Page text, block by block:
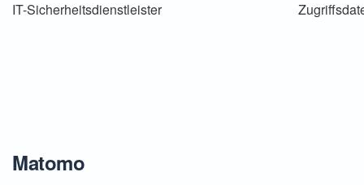
IT-Sicherheitsdienstleister
Matomo